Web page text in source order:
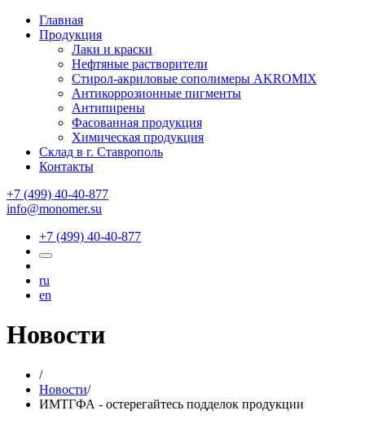
Главная
Продукция
Лаки и краски
Нефтяные растворители
Стирол-акриловые сополимеры AKROMIX
Антикоррозионные пигменты
Антипирены
Фасованная продукция
Химическая продукция
Склад в г. Ставрополь
Контакты
+7 (499) 40-40-877
info@monomer.su
+7 (499) 40-40-877
ru
en
Новости
/
Новости/
ИМТГФА - остерегайтесь подделок продукции